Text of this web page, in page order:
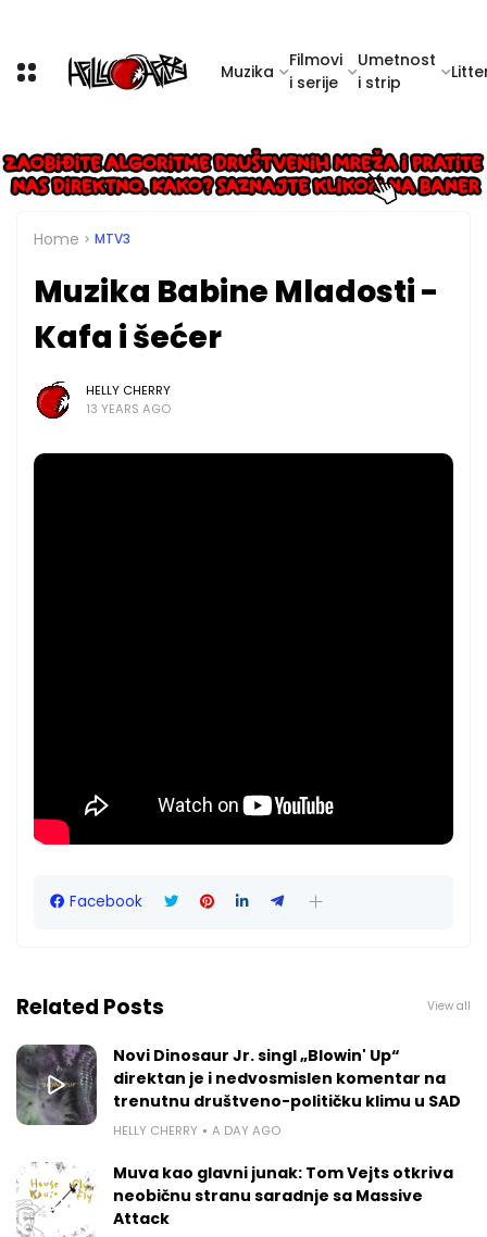
Muzika
Filmovi
i serije
Umetnost
i strip
Home MTV3
Muzika Babine Mladosti -
Kafa i šećer
HELLY CHERRY
13 YEARS AGO
Facebook
Related Posts View all
Novi Dinosaur Jr. singl „Blowin' Up“
direktan je i nedvosmislen komentar na
trenutnu društveno-političku klimu u SAD
HELLY CHERRY A DAY AGO
Muva kao glavni junak: Tom Vejts otkriva
neobičnu stranu saradnje sa Massive
Attack